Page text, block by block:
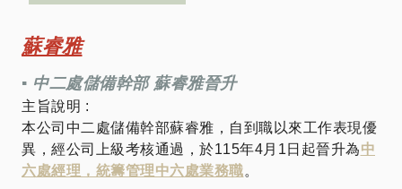
蘇睿雅
▪︎ 中二處儲備幹部 蘇睿雅晉升
主旨說明 :
本公司中二處儲備幹部蘇睿雅，自到職以來工作表現優
異，經公司上級考核通過，於115年4月1日起晉升為中
六處經理，統籌管理中六處業務職。